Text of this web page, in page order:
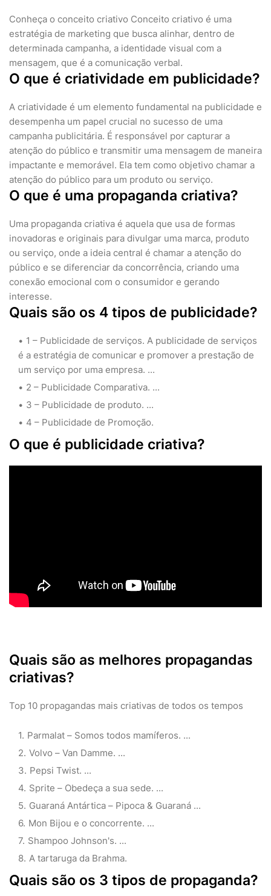
Conheça o conceito criativo Conceito criativo é uma
estratégia de marketing que busca alinhar, dentro de
determinada campanha, a identidade visual com a
mensagem, que é a comunicação verbal.
O que é criatividade em publicidade?
A criatividade é um elemento fundamental na publicidade e
desempenha um papel crucial no sucesso de uma
campanha publicitária. É responsável por capturar a
atenção do público e transmitir uma mensagem de maneira
impactante e memorável. Ela tem como objetivo chamar a
atenção do público para um produto ou serviço.
O que é uma propaganda criativa?
Uma propaganda criativa é aquela que usa de formas
inovadoras e originais para divulgar uma marca, produto
ou serviço, onde a ideia central é chamar a atenção do
público e se diferenciar da concorrência, criando uma
conexão emocional com o consumidor e gerando
interesse.
Quais são os 4 tipos de publicidade?
1 – Publicidade de serviços. A publicidade de serviços
é a estratégia de comunicar e promover a prestação de
um serviço por uma empresa. ...
2 – Publicidade Comparativa. ...
3 – Publicidade de produto. ...
4 – Publicidade de Promoção.
O que é publicidade criativa?
Quais são as melhores propagandas
criativas?
Top 10 propagandas mais criativas de todos os tempos
Parmalat – Somos todos mamíferos. ...
Volvo – Van Damme. ...
Pepsi Twist. ...
Sprite – Obedeça a sua sede. ...
Guaraná Antártica – Pipoca & Guaraná ...
Mon Bijou e o concorrente. ...
Shampoo Johnson's. ...
A tartaruga da Brahma.
Quais são os 3 tipos de propaganda?